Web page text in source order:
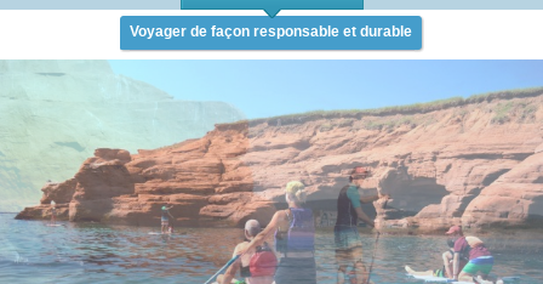
Voyager de façon responsable et durable